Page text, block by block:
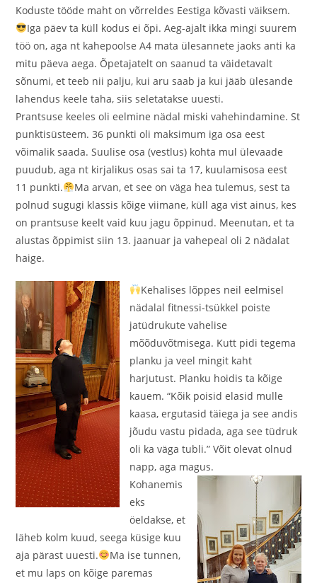
Koduste tööde maht on võrreldes Eestiga kõvasti väiksem.
Iga päev ta küll kodus ei õpi. Aeg-ajalt ikka mingi suurem
töö on, aga nt kahepoolse A4 mata ülesannete jaoks anti ka
mitu päeva aega. Õpetajatelt on saanud ta väidetavalt
sõnumi, et teeb nii palju, kui aru saab ja kui jääb ülesande
lahendus keele taha, siis seletatakse uuesti.
Prantsuse keeles oli eelmine nädal miski vahehindamine. St
punktisüsteem. 36 punkti oli maksimum iga osa eest
võimalik saada. Suulise osa (vestlus) kohta mul ülevaade
puudub, aga nt kirjalikus osas sai ta 17, kuulamisosa eest
11 punkti.
Ma arvan, et see on väga hea tulemus, sest ta
polnud sugugi klassis kõige viimane, küll aga vist ainus, kes
on prantsuse keelt vaid kuu jagu õppinud. Meenutan, et ta
alustas õppimist siin 13. jaanuar ja vahepeal oli 2 nädalat
haige.
Kehalises lõppes neil eelmisel
nädalal fitnessi-tsükkel poiste
jatüdrukute vahelise
mõõduvõtmisega. Kutt pidi tegema
planku ja veel mingit kaht
harjutust. Planku hoidis ta kõige
kauem. “Kõik poisid elasid mulle
kaasa, ergutasid täiega ja see andis
jõudu vastu pidada, aga see tüdruk
oli ka väga tubli.” Võit olevat olnud
napp, aga magus.
Kohanemis
eks
öeldakse, et
läheb kolm kuud, seega küsige kuu
aja pärast uuesti.
Ma ise tunnen,
et mu laps on kõige paremas